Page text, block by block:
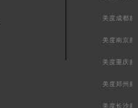
美度成都服
美度南京服
美度重庆服
美度郑州服
美度长沙服